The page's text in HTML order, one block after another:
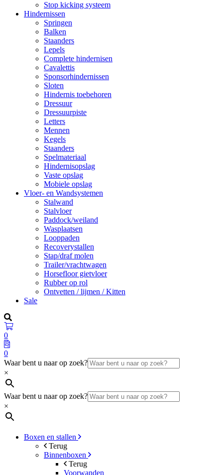
Stop kicking systeem
Hindernissen
Springen
Balken
Staanders
Lepels
Complete hindernisen
Cavalettis
Sponsorhindernissen
Sloten
Hindernis toebehoren
Dressuur
Dressuurpiste
Letters
Mennen
Kegels
Staanders
Spelmateriaal
Hindernisopslag
Vaste opslag
Mobiele opslag
Vloer- en Wandsystemen
Stalwand
Stalvloer
Paddock/weiland
Wasplaatsen
Looppaden
Recoverystallen
Stap/draf molen
Trailer/vrachtwagen
Horsefloor gietvloer
Rubber op rol
Ontvetten / lijmen / Kitten
Sale
0
0
Waar bent u naar op zoek?
×
Waar bent u naar op zoek?
×
Boxen en stallen
Terug
Binnenboxen
Terug
Voorwanden